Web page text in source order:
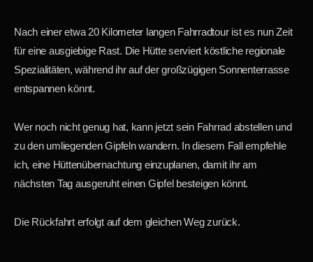
Nach einer etwa 20 Kilometer langen Fahrradtour ist es nun Zeit
für eine ausgiebige Rast. Die Hütte serviert köstliche regionale
Spezialitäten, während ihr auf der großzügigen Sonnenterrasse
entspannen könnt.
Wer noch nicht genug hat, kann jetzt sein Fahrrad abstellen und
zu den umliegenden Gipfeln wandern. In diesem Fall empfehle
ich, eine Hüttenübernachtung einzuplanen, damit ihr am
nächsten Tag ausgeruht einen Gipfel besteigen könnt.
Die Rückfahrt erfolgt auf dem gleichen Weg zurück.